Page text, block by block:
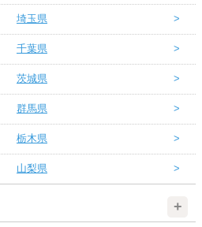
埼玉県
千葉県
茨城県
群馬県
栃木県
山梨県